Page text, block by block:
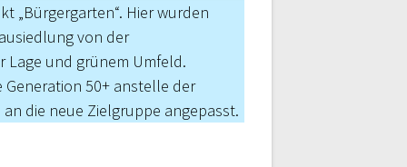
„Bürgergarten“. Hier wurden
von der
Lage und grünem Umfeld.
50+ anstelle der
die neue Zielgruppe angepasst.